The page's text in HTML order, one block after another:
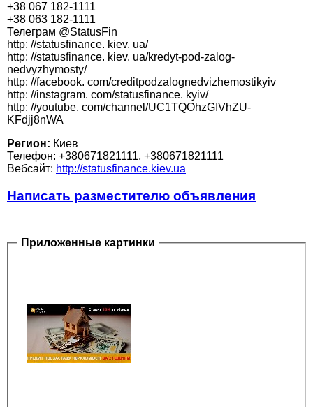
+38 067 182-1111
+38 063 182-1111
Телеграм @StatusFin
http: //statusfinance. kiev. ua/
http: //statusfinance. kiev. ua/kredyt-pod-zalog-
nedvyzhymosty/
http: //facebook. com/creditpodzalognedvizhemostikyiv
http: //instagram. com/statusfinance. kyiv/
http: //youtube. com/channel/UC1TQOhzGIVhZU-
KFdjj8nWA
Регион: Киев
Телефон: ‎+380671821111, ‎+380671821111
Вебсайт: http://statusfinance.kiev.ua
Написать разместителю объявления
Приложенные картинки